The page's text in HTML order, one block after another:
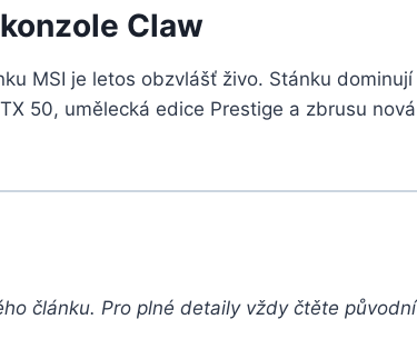
Claw
MSI je letos obzvlášť živo. Stánku dominují
50, umělecká edice Prestige a zbrusu nová
článku. Pro plné detaily vždy čtěte původní